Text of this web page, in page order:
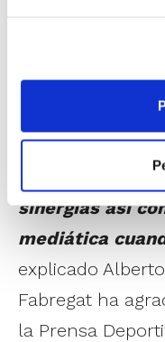
“El objetivo es
mano la
deportivas
sinergias así
mediática
explicado
Fabregat ha
la Prensa